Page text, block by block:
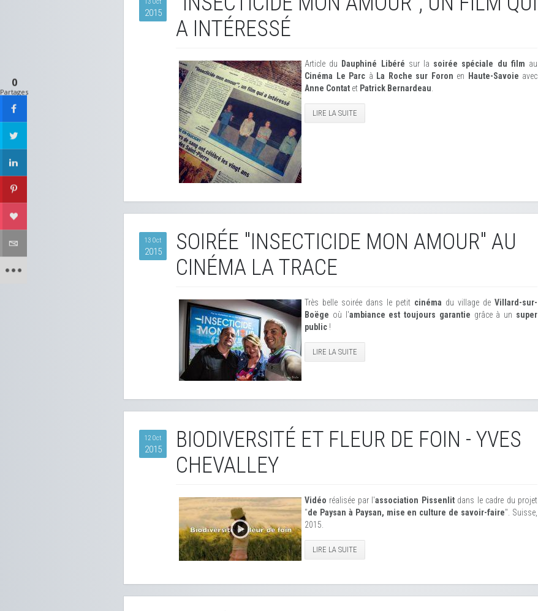
2015
A INTÉRESSÉ
Article du Dauphiné Libéré sur la soirée spéciale du film au
Cinéma Le Parc à La Roche sur Foron en Haute-Savoie avec
Anne Contat et Patrick Bernardeau
LIRE LA SUITE
13 Oct
2015
SOIRÉE "INSECTICIDE MON AMOUR" AU
CINÉMA LA TRACE
Très belle soirée dans le petit cinéma du village de Villard-sur-
Boëge où l'ambiance est toujours garantie grâce à un super
public !
LIRE LA SUITE
12 Oct
2015
BIODIVERSITÉ ET FLEUR DE FOIN - YVES
CHEVALLEY
Vidéo réalisée par l'association Pissenlitdans le cadre du projet
"de Paysan à Paysan, mise en culture de savoir-faire". Suisse,
2015.
LIRE LA SUITE
0
Partages